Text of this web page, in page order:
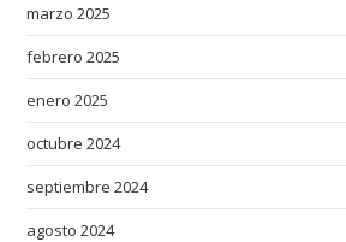
marzo 2025
febrero 2025
enero 2025
octubre 2024
septiembre 2024
agosto 2024